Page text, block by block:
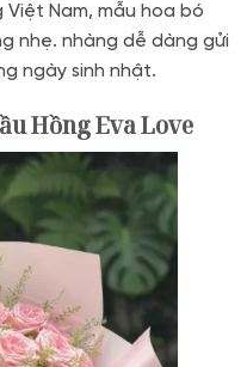
Nam, mẫu hoa bó
nhẹ. nhàng dễ dàng gửi
ngày sinh nhật.
Hồng Eva Love